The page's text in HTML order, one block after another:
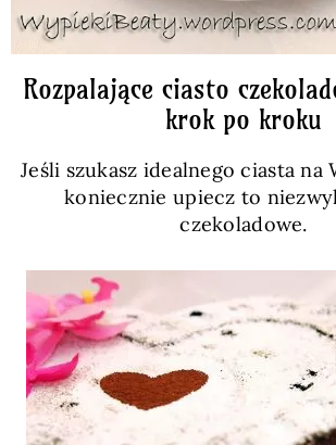
Rozpalające ciasto
krok po kroku
Jeśli szukasz idealnego ciasta
koniecznie upiecz to
czekoladowe.